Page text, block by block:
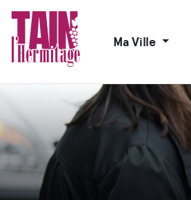
Ma Ville